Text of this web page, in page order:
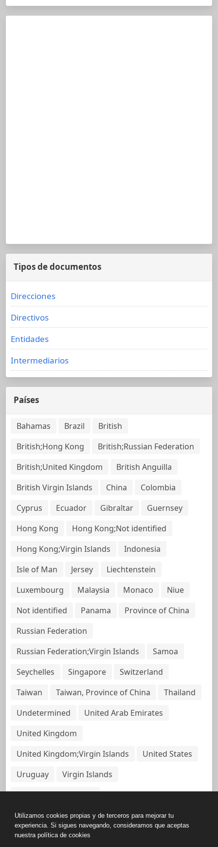
Tipos de documentos
Direcciones
Directivos
Entidades
Intermediarios
Países
Bahamas Brazil
British
British;Hong Kong
British;Russian Federation
British;United Kingdom
British Anguilla
British Virgin Islands
China
Colombia
Cyprus
Ecuador Gibraltar
Guernsey
Hong Kong
Hong Kong;Not identified
Hong Kong;Virgin Islands
Indonesia
Isle of Man
Jersey
Liechtenstein
Luxembourg
Malaysia Monaco
Niue
Not identified
Panama
Province of China
Russian Federation
Russian Federation;Virgin Islands
Samoa
Seychelles
Singapore
Switzerland
Taiwan
Taiwan, Province of China
Thailand
Undetermined
United Arab Emirates
United Kingdom
United Kingdom;Virgin Islands
United States
Uruguay
Virgin Islands
Virgin Islands, British
Utilizamos cookies propias y de terceros para mejorar tu
experiencia. Si sigues navegando, consideramos que aceptas
nuestra política de cookies